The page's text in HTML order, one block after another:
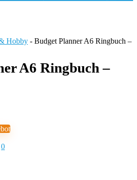
Hobby - Budget Planner A6 Ringbuch –
A6 Ringbuch –
0